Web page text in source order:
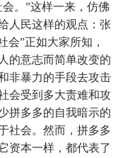
。”这样一来，仿佛
人民这样的观点：张
会”正如大家所知，
的意志而简单改变的
非暴力的手段去攻击
会受到多大责难和攻
拼多多的自我暗示的
社会。然而，拼多多
资本一样，都代表了